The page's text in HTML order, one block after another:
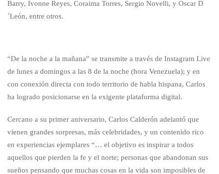
Barry, Ivonne Reyes, Coraima Torres, Sergio Novelli, y Oscar D
´León, entre otros.
“De la noche a la mañana” se transmite a través de Instagram Live
de lunes a domingos a las 8 de la noche (hora Venezuela); y en
con conexión directa con todo territorio de habla hispana, Carlos
ha logrado posicionarse en la exigente plataforma digital.
Cercano a su primer aniversario, Carlos Calderón adelantó que
vienen grandes sorpresas, más celebridades, y un contenido rico
en experiencias ejemplares “… el objetivo es inspirar a todos
aquellos que pierden la fe y el norte; personas que abandonan sus
sueños pensando que muchas cosas en la vida son imposibles de